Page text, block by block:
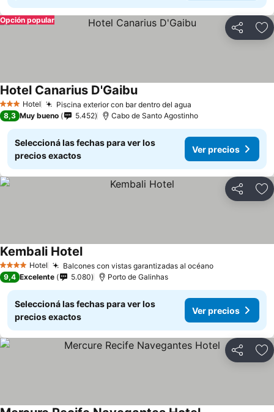
Compartir
Opción popular
3 Estrellas
Hotel Piscina exterior con bar dentro del agua
Hotel Canarius D'Gaibu
8,3 Muy bueno 5.452 Cabo de Santo Agostinho
Seleccioná las fechas para ver los
precios exactos
Ver precios
Compartir
4 EstrellasHotel Balcones con vistas garantizadas al océano
Kembali Hotel
9,4 Excelente 5.080 Porto de Galinhas
Seleccioná las fechas para ver los
precios exactos
Ver precios
Compartir